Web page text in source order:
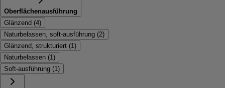
Oberflächenausführung
Glänzend (4)
Naturbelassen, soft-ausführung (2)
Glänzend, strukturiert (1 )
Naturbelassen (1 )
Soft-ausführung (1 )